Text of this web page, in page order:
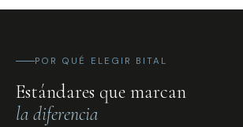
POR QUÉ ELEGIR BITAL
Estándares que marcan
la diferencia